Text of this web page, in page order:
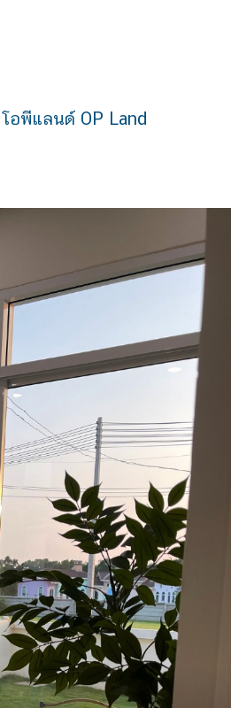
อพีแลนด์ OP Land